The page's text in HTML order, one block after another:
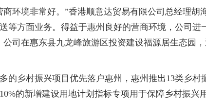
境非常好。”香港顺意达贸易有限公司总经理胡
等方面业务。得益于惠州良好的营商环境，公司进
司在惠东县九龙峰旅游区投资建设福源居生态园
乡村振兴项目优先落户惠州，惠州推出13类乡村
的新增建设用地计划指标专项用于保障乡村振兴